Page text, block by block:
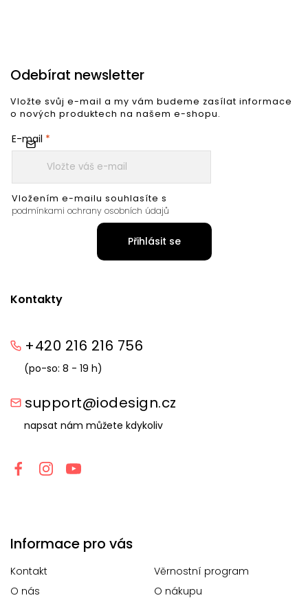
Kontakty
+420 216 216 756
(po-so: 8 - 19 h)
support@iodesign.cz
napsat nám můžete kdykoliv
Informace pro vás
Kontakt
Věrnostní program
O nás
O nákupu
Odebírat newsletter
Vložte svůj e-mail a my vám budeme zasílat informace
o nových produktech na našem e-shopu.
E-mail
Vložením e-mailu souhlasíte s
podmínkami ochrany osobních údajů
Přihlásit se